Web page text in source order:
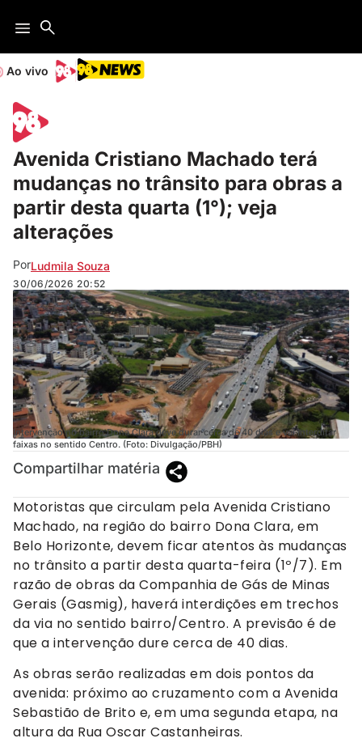
Ao vivo
Avenida Cristiano Machado terá
mudanças no trânsito para obras a
partir desta quarta (1°); veja
alterações
PorLudmila Souza
30/06/2026 20:52
Intervenção no bairro Dona Clara deve durar cerca de 40 dias e vai interditar
faixas no sentido Centro. (Foto: Divulgação/PBH)
Compartilhar matéria
Motoristas que circulam pela Avenida Cristiano
Machado, na região do bairro Dona Clara, em
Belo Horizonte, devem ficar atentos às mudanças
no trânsito a partir desta quarta-feira (1º/7). Em
razão de obras da Companhia de Gás de Minas
Gerais (Gasmig), haverá interdições em trechos
da via no sentido bairro/Centro. A previsão é de
que a intervenção dure cerca de 40 dias.
As obras serão realizadas em dois pontos da
avenida: próximo ao cruzamento com a Avenida
Sebastião de Brito e, em uma segunda etapa, na
altura da Rua Oscar Castanheiras.